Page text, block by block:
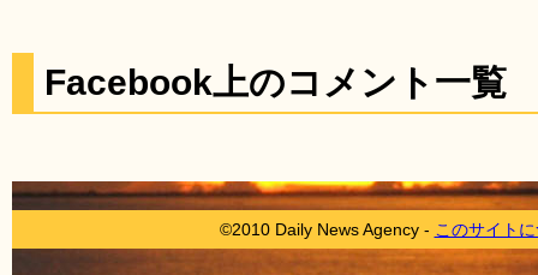
Facebook上のコメント一覧
©2010 Daily News Agency - このサイト